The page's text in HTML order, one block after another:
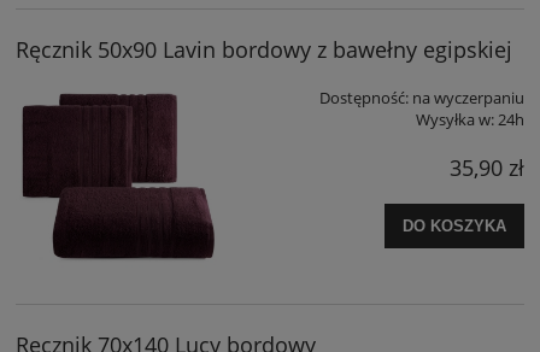
Ręcznik 50x90 Lavin bordowy z bawełny egipskiej
Dostępność: na wyczerpaniu
Wysyłka w:24h
35,90 zł
DO KOSZYKA
Ręcznik 70x140 Lucy bordowy